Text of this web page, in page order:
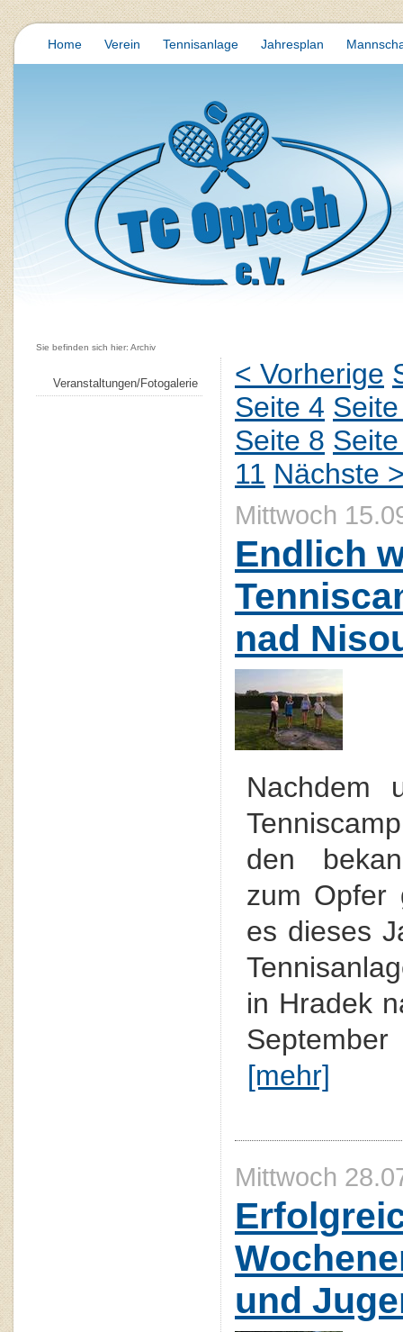
Home Verein Tennisanlage Jahresplan
Sie befinden sich hier: Archiv
Veranstaltungen/Fotogalerie < Vorherige
Seite 4
Seite 8
11 Nächste
Mittwoch
Endlich
nad
Nachdem
den
zum Opfer
es dieses
in Hradek
[mehr]
Mittwoch
und